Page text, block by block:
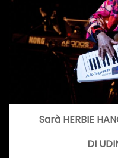
Sarà HERBIE
DI